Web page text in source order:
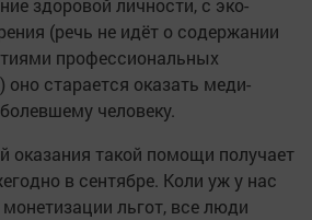
здоровой личности, с эко­
(речь не идёт о содержа­нии
профессиональных
оно старается оказать меди­
человеку.
оказания такой помощи получает
в сентябре. Коли уж у нас
льгот, все люди